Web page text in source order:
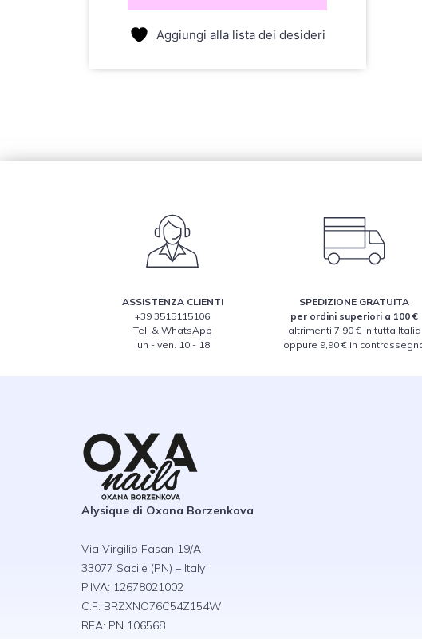
Aggiungi alla lista dei desideri
ASSISTENZA CLIENTI
+39 3515115106
Tel. & WhatsApp
lun - ven. 10 - 18
SPEDIZIONE GRATUITA
per ordini superiori a 100 €
altrimenti 7,90 € in tutta Italia
oppure 9,90 € in
Alysique di Oxana Borzenkova
Via Virgilio Fasan 19/A
33077 Sacile (PN) – Italy
P.IVA: 12678021002
C.F: BRZXNO76C54Z154W
REA: PN 106568